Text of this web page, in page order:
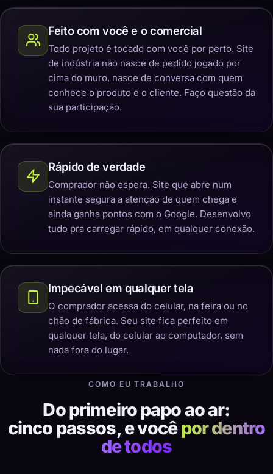
Feito com você e o comercial
Todo projeto é tocado com você por perto. Site
de indústria não nasce de pedido jogado por
cima do muro, nasce de conversa com quem
conhece o produto e o cliente. Faço questão da
sua participação.
Rápido de verdade
Comprador não espera. Site que abre num
instante segura a atenção de quem chega e
ainda ganha pontos com o Google. Desenvolvo
tudo pra carregar rápido, em qualquer conexão.
Impecável em qualquer tela
O comprador acessa do celular, na feira ou no
chão de fábrica. Seu site fica perfeito em
qualquer tela, do celular ao computador, sem
nada fora do lugar.
COMO EU TRABALHO
Do primeiro papo ao ar:
cinco passos, e vocêpor dentro
de todos